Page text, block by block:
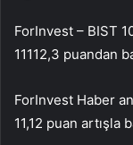
ForInvest – BIST
11112,3 puandan
ForInvest Haber
11,12 puan artışla